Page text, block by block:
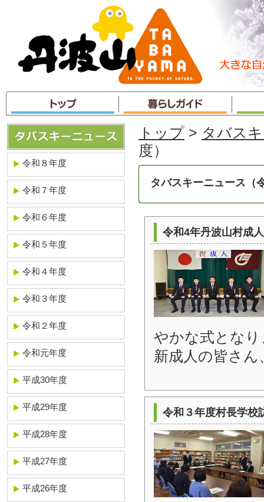
ャ
ン
プ
トップ > タバス
度）­
タバスキーニュース（
令和4年丹波山村成
やかな式とな
新成人の皆さ
令和３年度村長学校
令和８年度
令和７年度
令和６年度
令和５年度
令和４年度
令和３年度
令和２年度
令和元年度
平成30年度
平成29年度
平成28年度
平成27年度
平成26年度